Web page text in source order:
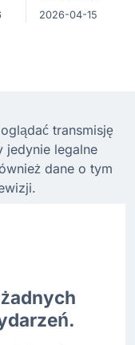
2026-04-15
transmisję
jedynie legalne
dane o tym